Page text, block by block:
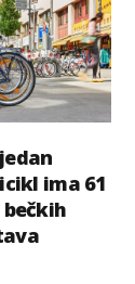
ima 61